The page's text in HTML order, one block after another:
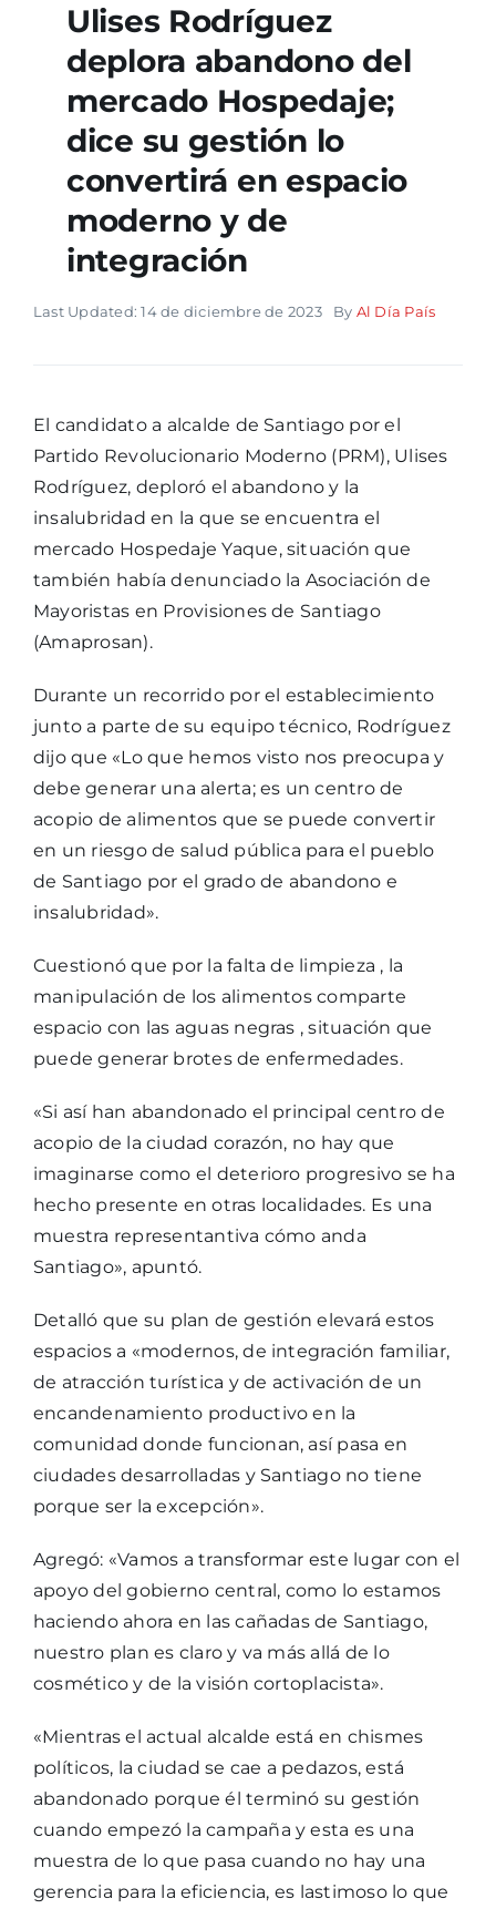
Ulises Rodríguez
deplora abandono del
mercado Hospedaje;
dice su gestión lo
convertirá en espacio
moderno y de
integración
Last Updated: 14 de diciembre de 2023 By Al Día País
El candidato a alcalde de Santiago por el
Partido Revolucionario Moderno (PRM), Ulises
Rodríguez, deploró el abandono y la
insalubridad en la que se encuentra el
mercado Hospedaje Yaque, situación que
también había denunciado la Asociación de
Mayoristas en Provisiones de Santiago
(Amaprosan).
Durante un recorrido por el establecimiento
junto a parte de su equipo técnico, Rodríguez
dijo que «Lo que hemos visto nos preocupa y
debe generar una alerta; es un centro de
acopio de alimentos que se puede convertir
en un riesgo de salud pública para el pueblo
de Santiago por el grado de abandono e
insalubridad».
Cuestionó que por la falta de limpieza , la
manipulación de los alimentos comparte
espacio con las aguas negras , situación que
puede generar brotes de enfermedades.
«Si así han abandonado el principal centro de
acopio de la ciudad corazón, no hay que
imaginarse como el deterioro progresivo se ha
hecho presente en otras localidades. Es una
muestra representantiva cómo anda
Santiago», apuntó.
Detalló que su plan de gestión elevará estos
espacios a «modernos, de integración familiar,
de atracción turística y de activación de un
encandenamiento productivo en la
comunidad donde funcionan, así pasa en
ciudades desarrolladas y Santiago no tiene
porque ser la excepción».
Agregó: «Vamos a transformar este lugar con el
apoyo del gobierno central, como lo estamos
haciendo ahora en las cañadas de Santiago,
nuestro plan es claro y va más allá de lo
cosmético y de la visión cortoplacista».
«Mientras el actual alcalde está en chismes
políticos, la ciudad se cae a pedazos, está
abandonado porque él terminó su gestión
cuando empezó la campaña y esta es una
muestra de lo que pasa cuando no hay una
gerencia para la eficiencia, es lastimoso lo que